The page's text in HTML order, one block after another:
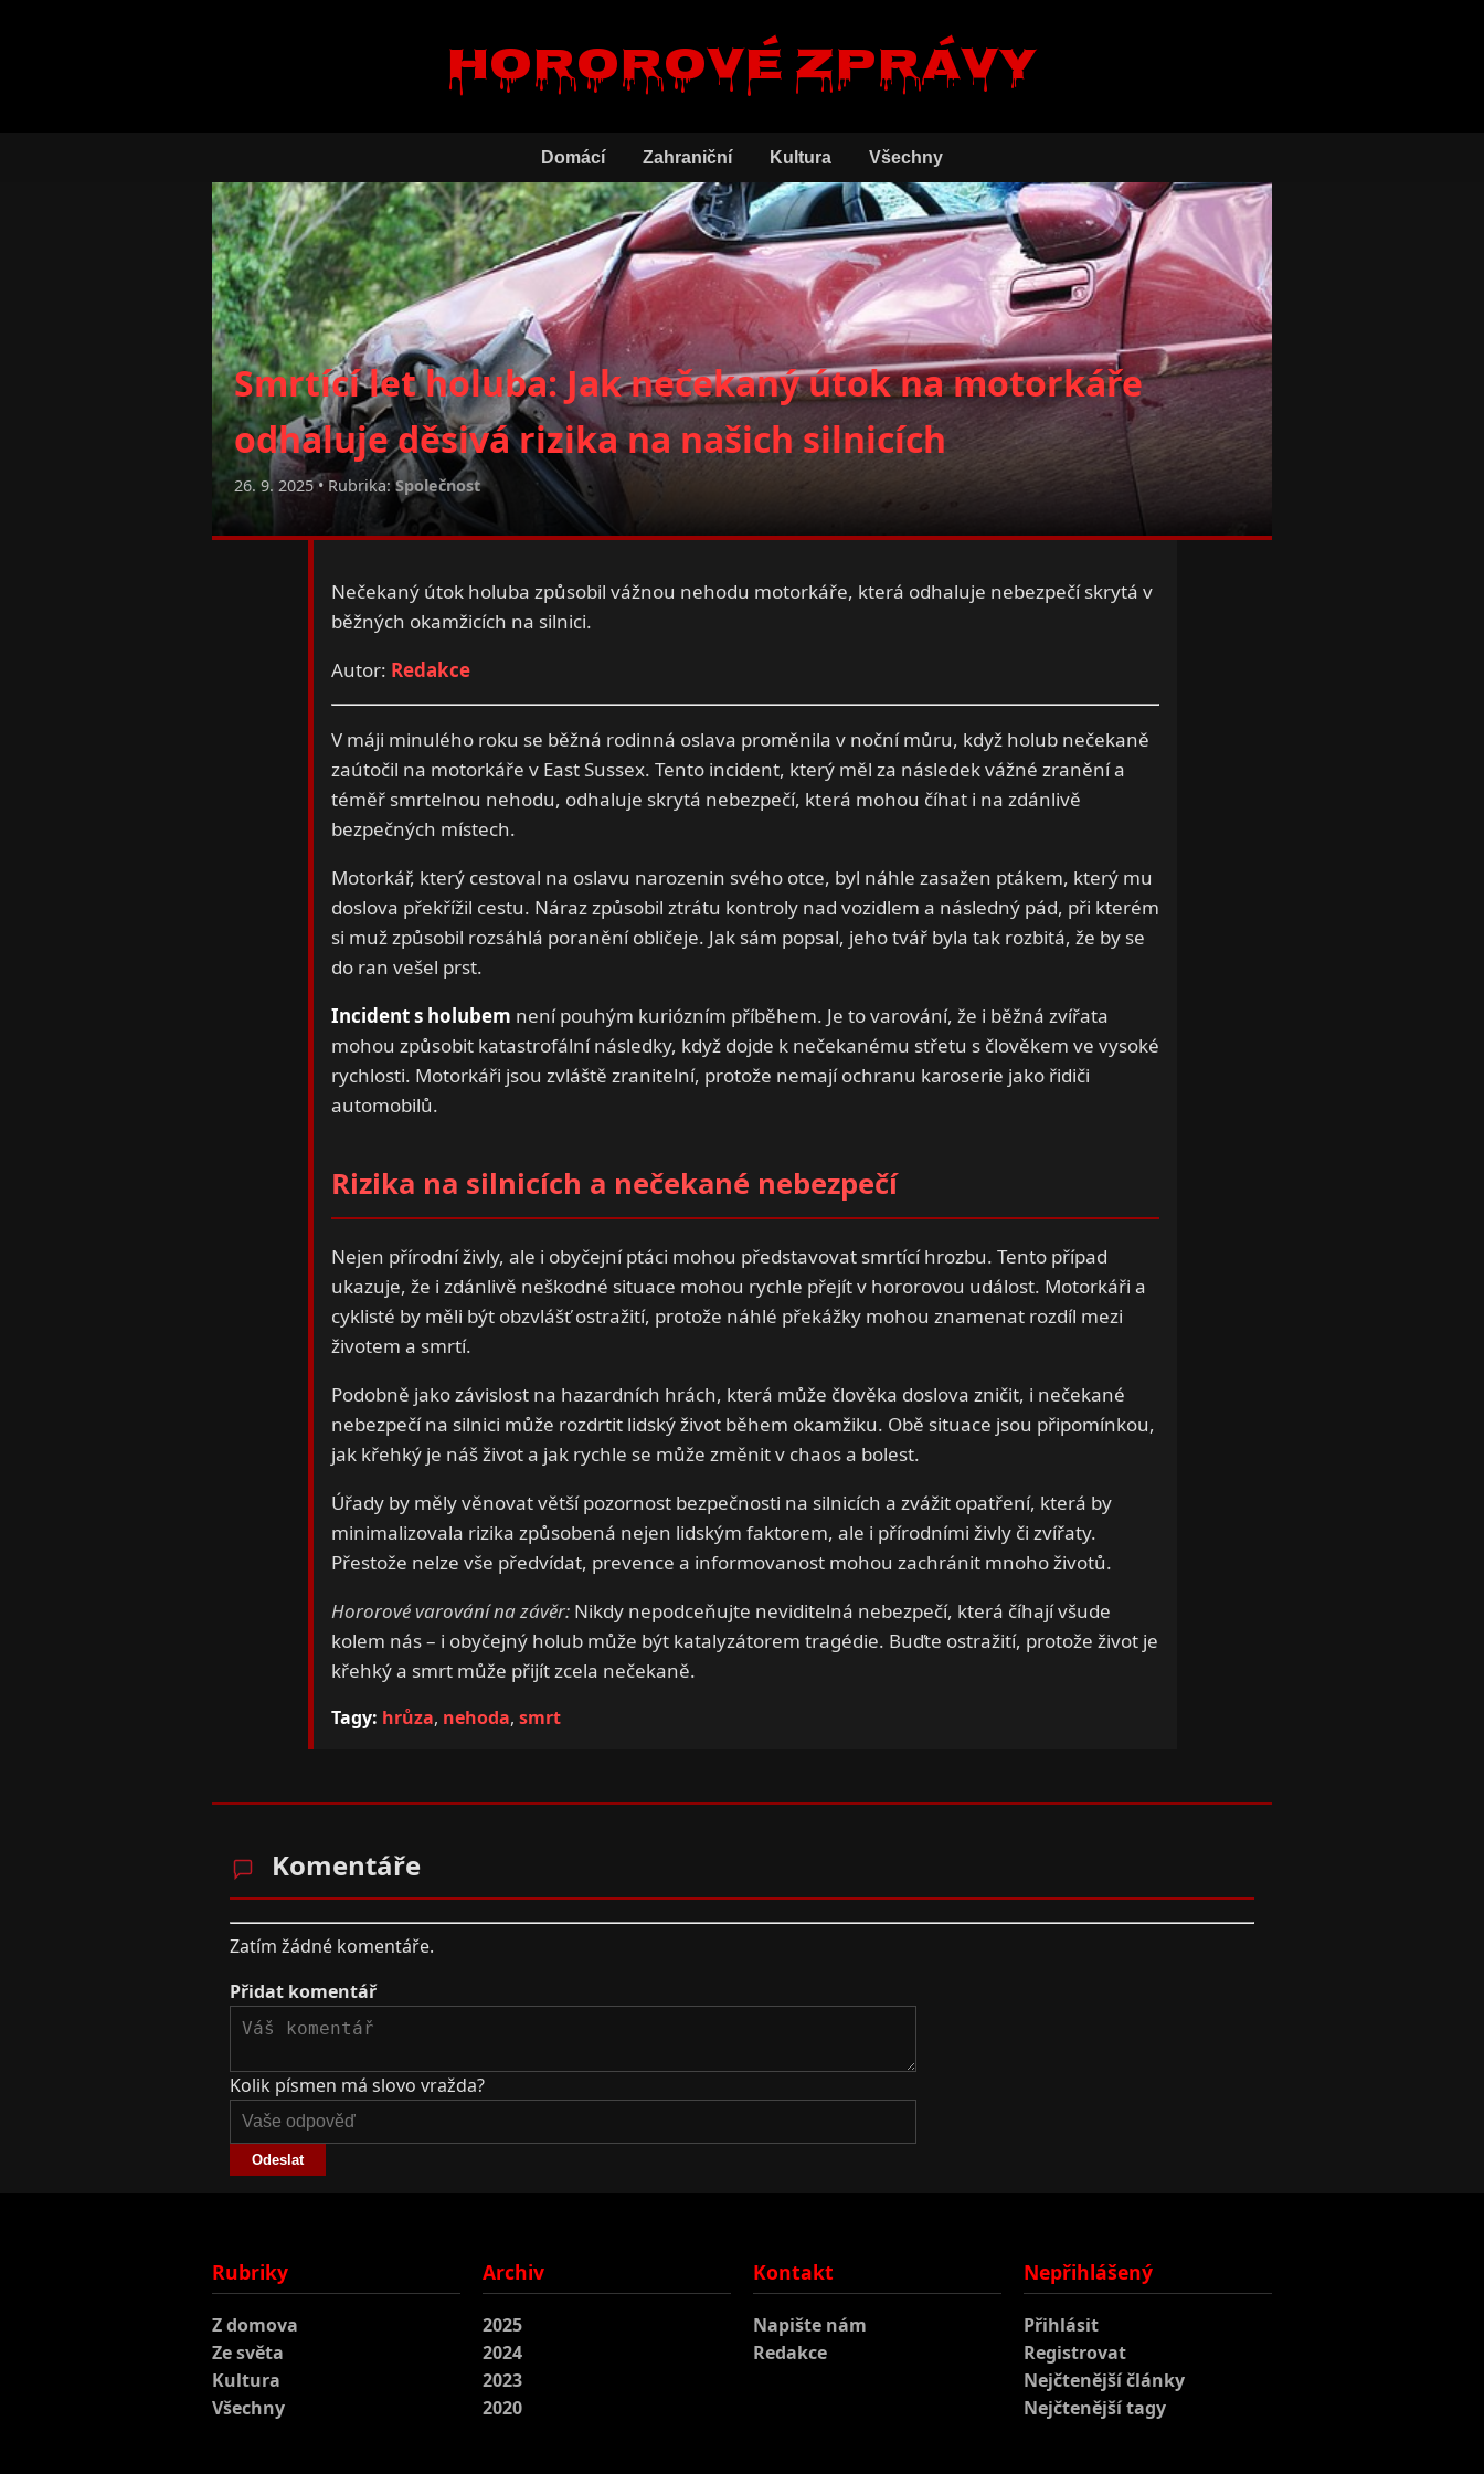
Hororové zprávy
Domácí Zahraniční Kultura Všechny
Smrtící let holuba: Jak nečekaný útok na motorkáře
odhaluje děsivá rizika na našich silnicích
26. 9. 2025 • Rubrika:Společnost
Nečekaný útok holuba způsobil vážnou nehodu motorkáře, která odhaluje nebezpečí skrytá v
běžných okamžicích na silnici.
Autor: Redakce
V máji minulého roku se běžná rodinná oslava proměnila v noční můru, když holub nečekaně
zaútočil na motorkáře v East Sussex. Tento incident, který měl za následek vážné zranění a
téměř smrtelnou nehodu, odhaluje skrytá nebezpečí, která mohou číhat i na zdánlivě
bezpečných místech.
Motorkář, který cestoval na oslavu narozenin svého otce, byl náhle zasažen ptákem, který mu
doslova překřížil cestu. Náraz způsobil ztrátu kontroly nad vozidlem a následný pád, při kterém
si muž způsobil rozsáhlá poranění obličeje. Jak sám popsal, jeho tvář byla tak rozbitá, že by se
do ran vešel prst.
Incident s holubem není pouhým kuriózním příběhem. Je to varování, že i běžná zvířata
mohou způsobit katastrofální následky, když dojde k nečekanému střetu s člověkem ve vysoké
rychlosti. Motorkáři jsou zvláště zranitelní, protože nemají ochranu karoserie jako řidiči
automobilů.
Rizika na silnicích a nečekané nebezpečí
Nejen přírodní živly, ale i obyčejní ptáci mohou představovat smrtící hrozbu. Tento případ
ukazuje, že i zdánlivě neškodné situace mohou rychle přejít v hororovou událost. Motorkáři a
cyklisté by měli být obzvlášť ostražití, protože náhlé překážky mohou znamenat rozdíl mezi
životem a smrtí.
Podobně jako závislost na hazardních hrách, která může člověka doslova zničit, i nečekané
nebezpečí na silnici může rozdrtit lidský život během okamžiku. Obě situace jsou připomínkou,
jak křehký je náš život a jak rychle se může změnit v chaos a bolest.
Úřady by měly věnovat větší pozornost bezpečnosti na silnicích a zvážit opatření, která by
minimalizovala rizika způsobená nejen lidským faktorem, ale i přírodními živly či zvířaty.
Přestože nelze vše předvídat, prevence a informovanost mohou zachránit mnoho životů.
Hororové varování na závěr:Nikdy nepodceňujte neviditelná nebezpečí, která číhají všude
kolem nás – i obyčejný holub může být katalyzátorem tragédie. Buďte ostražití, protože život je
křehký a smrt může přijít zcela nečekaně.
Tagy: hrůza, nehoda, smrt
Komentáře
Zatím žádné komentáře.
Přidat komentář
Kolik písmen má slovo vražda?
Odeslat
Rubriky
Z domova
Ze světa
Kultura
Všechny
Archiv
2025
2024
2023
2020
Kontakt
Napište nám
Redakce
Nepřihlášený
Přihlásit
Registrovat
Nejčtenější články
Nejčtenější tagy